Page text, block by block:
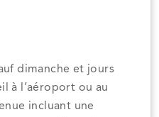
dimanche et jours
à l’aéroport ou au
incluant une